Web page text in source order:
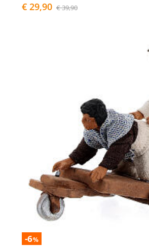
€ 29,90 € 39,90
-6%